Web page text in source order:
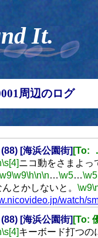
It.
周辺のログ
[海浜公園街] [To:
\s[4]ニコ動をさまよっ
\w9\h\n\n…\w5…\w5
とかしないと。 \w9
watch/
[海浜公園街] [To:
\s[4]キーボード打つの